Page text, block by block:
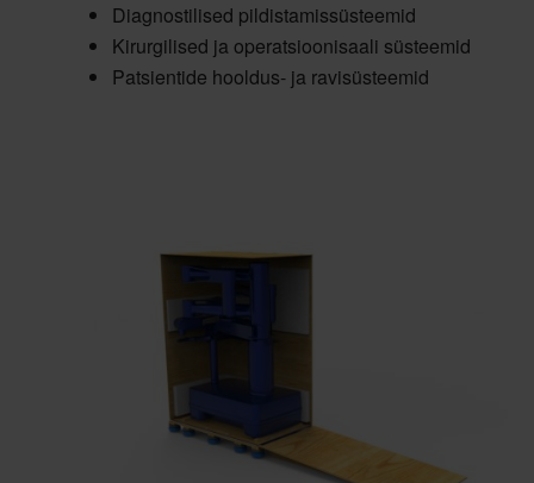
Diagnostilised pildistamissüsteemid
Kirurgilised ja operatsioonisaali süsteemid
Patsientide hooldus- ja ravisüsteemid